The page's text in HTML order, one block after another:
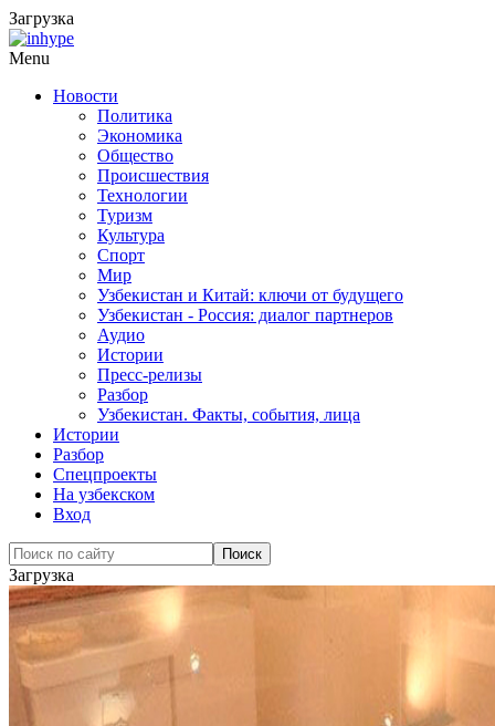
Загрузка
Menu
Новости
Политика
Экономика
Общество
Происшествия
Технологии
Туризм
Культура
Спорт
Мир
Узбекистан и Китай: ключи от будущего
Узбекистан - Россия: диалог партнеров
Аудио
Истории
Пресс-релизы
Разбор
Узбекистан. Факты, события, лица
Истории
Разбор
Спецпроекты
На узбекском
Вход
Загрузка